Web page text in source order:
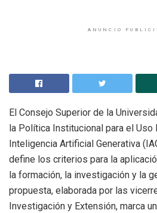
ANUNCIO
El Consejo Superior de la
la Política Institucional para el
Inteligencia Artificial Generativa
define los criterios para la
la formación, la investigación y la
propuesta, elaborada por las
Investigación y Extensión, marca